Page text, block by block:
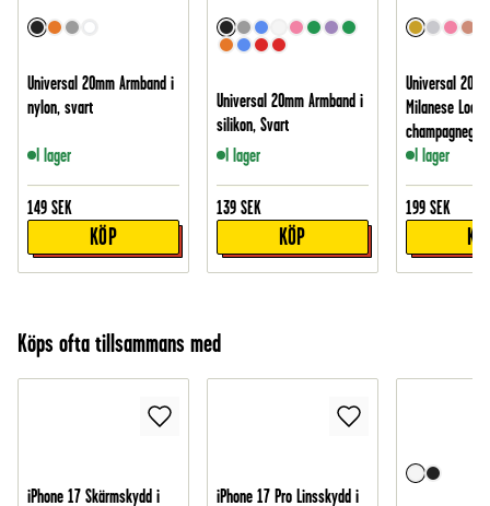
Universal 20mm Armband i
nylon, svart
I lager
149 SEK
KÖP
Universal 20mm Armband i
silikon, Svart
I lager
139 SEK
KÖP
Universal
Milanese Loop,
champagneguld
I lager
199 SEK
Köps ofta tillsammans med
iPhone 17 Skärmskydd i
iPhone 17 Pro Linsskydd i